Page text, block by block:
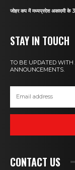
जोहर कप में मध्यप्रदेश अकादमी के 3
STAY IN TOUCH
TO BE UPDATED WITH
ANNOUNCEMENTS.
CONTACT US